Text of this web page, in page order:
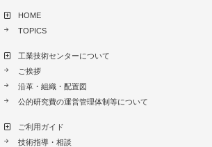
HOME
TOPICS
工業技術センターについて
ご挨拶
沿革・組織・配置図
公的研究費の運営管理体制等について
ご利用ガイド
技術指導・相談